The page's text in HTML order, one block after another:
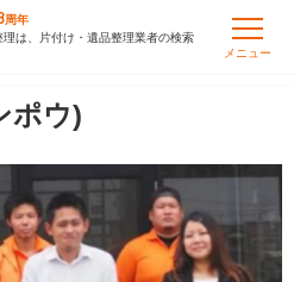
周年
理は、片付け・遺品整理業者の検索
メニュー
ポウ)